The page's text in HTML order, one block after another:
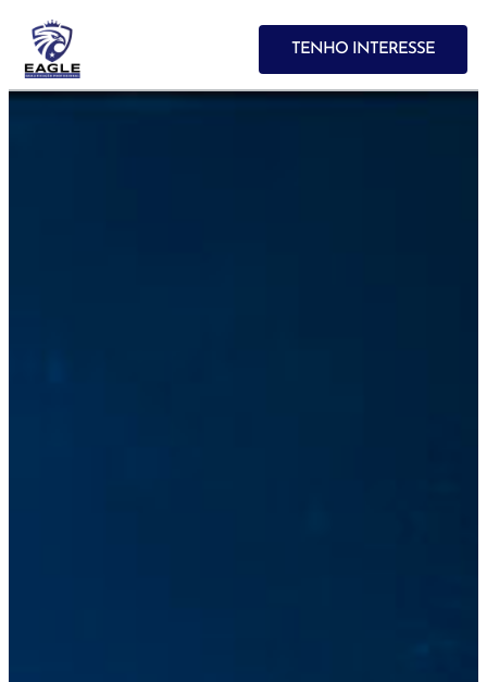
TENHO INTERESSE